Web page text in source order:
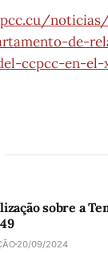
de-
ccpcc-en-
sobre a
20/09/2024